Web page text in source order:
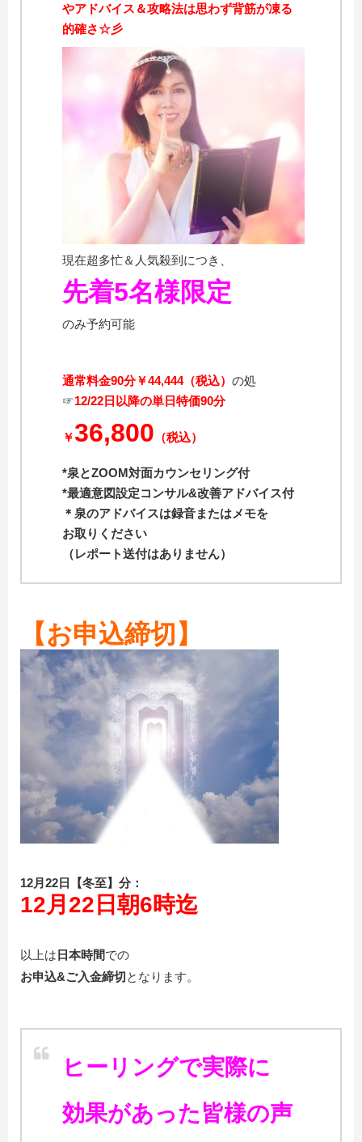
やアドバイス＆攻略法は思わず背筋が凍る
的確さ☆彡
現在超多忙＆人気殺到につき、
先着5名様限定
のみ予約可能
通常料金90分￥44,444（税込） の処
☞12/22 日 以降の単日特価90分
￥36,800 （税込）
*泉とZOOM対面カウンセリング付
*最適意図設定コンサル&改善アドバイス付
＊泉のアドバイスは録音またはメモを
お取りください
（レポート送付はありません）
【お申込締切】
12月22日【冬至】分：
12月22日朝6時迄
以上は 日本時間での
お申込&ご入金締切 となります。
ヒーリングで実際に
効果があった皆様の声